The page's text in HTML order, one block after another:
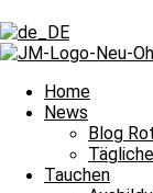
Home
News
Blog
Tauchen
Schlagwort:
Tägliche